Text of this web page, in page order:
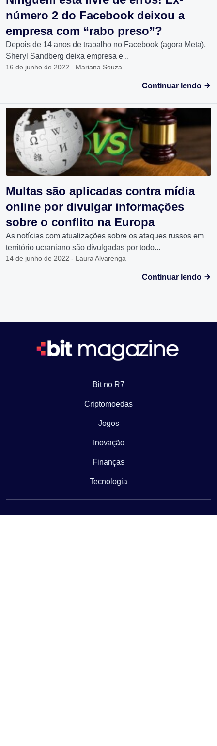
número 2 do Facebook deixou a
empresa com “rabo preso”?
Depois de 14 anos de trabalho no Facebook (agora Meta),
Sheryl Sandberg deixa empresa e...
16 de junho de 2022 - Mariana Souza
Continuar lendo
Multas são aplicadas contra mídia
online por divulgar informações
sobre o conflito na Europa
As notícias com atualizações sobre os ataques russos em
território ucraniano são divulgadas por todo...
14 de junho de 2022 - Laura Alvarenga
Continuar lendo
Bit no R7
Criptomoedas
Jogos
Inovação
Finanças
Tecnologia